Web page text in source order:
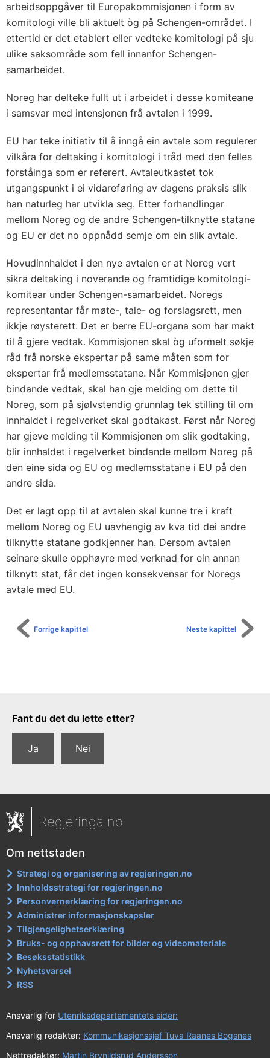
r
o
p
a
o
m
i
s
j
o
e
u
n
d
e
r
S
e
n
g
e
n
e
e
arbeidsoppgåver til Europakommisjonen i form av
komitologi ville bli aktuelt òg på Schengen-området. I
ettertid er det etablert eller vedteke komitologi på sju
ulike saksområde som fell innanfor Schengen-
samarbeidet.
Noreg har delteke fullt ut i arbeidet i desse komiteane
i samsvar med intensjonen frå avtalen i 1999.
EU har teke initiativ til å inngå ein avtale som regulerer
vilkåra for deltaking i komitologi i tråd med den felles
forståinga som er referert. Avtaleutkastet tok
utgangspunkt i ei vidareføring av dagens praksis slik
han naturleg har utvikla seg. Etter forhandlingar
mellom Noreg og de andre Schengen-tilknytte statane
og EU er det no oppnådd semje om ein slik avtale.
Hovudinnhaldet i den nye avtalen er at Noreg vert
sikra deltaking i noverande og framtidige komitologi-
komitear under Schengen-samarbeidet. Noregs
representantar får møte-, tale- og forslagsrett, men
ikkje røysterett. Det er berre EU-organa som har makt
til å gjere vedtak. Kommisjonen skal òg uformelt søkje
råd frå norske ekspertar på same måten som for
ekspertar frå medlemsstatane. Når Kommisjonen gjer
bindande vedtak, skal han gje melding om dette til
Noreg, som på sjølvstendig grunnlag tek stilling til om
innhaldet i regelverket skal godtakast. Først når Noreg
har gjeve melding til Kommisjonen om slik godtaking,
blir innhaldet i regelverket bindande mellom Noreg på
den eine sida og EU og medlemsstatane i EU på den
andre sida.
Det er lagt opp til at avtalen skal kunne tre i kraft
mellom Noreg og EU uavhengig av kva tid dei andre
tilknytte statane godkjenner han. Dersom avtalen
seinare skulle opphøyre med verknad for ein annan
tilknytt stat, får det ingen konsekvensar for Noregs
avtale med EU.
Neste kapittel
Forrige kapittel
Tilbakemeldingsskjema
Fant du det du lette etter?
Ja Nei
Regjeringa.no
Om nettstaden
Strategi og organisering av regjeringen.no
Innholdsstrategi for regjeringen.no
Personvernerklæring for regjeringen.no
Administrer informasjonskapsler
Tilgjengelighetserklæring
Bruks- og opphavsrett for bilder og videomateriale
Besøksstatistikk
Nyhetsvarsel
RSS
Ansvarlig for Utenriksdepartementets sider:
Ansvarlig redaktør: Kommunikasjonssjef Tuva Raanes Bogsnes
Nettredaktør: Martin Brynildsrud Andersson